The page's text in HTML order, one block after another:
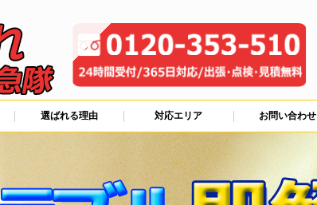
選ばれる理由 対応エリア お問い合わせ